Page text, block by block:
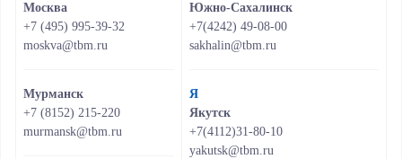
Москва
+7 (495) 995-39-32
moskva@tbm.ru
Мурманск
+7 (8152) 215-220
murmansk@tbm.ru
Южно-Сахалинск
+7(4242) 49-08-00
sakhalin@tbm.ru
Я
Якутск
+7(4112)31-80-10
yakutsk@tbm.ru